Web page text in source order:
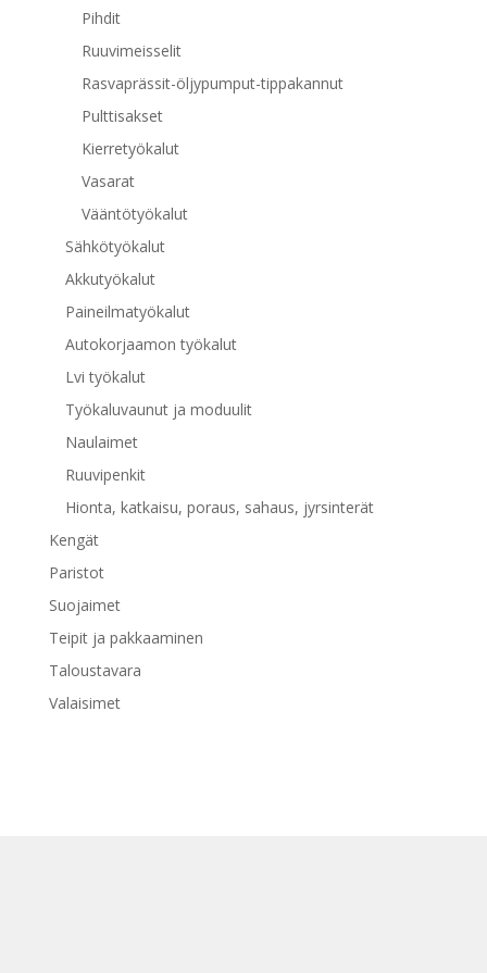
Pihdit
Ruuvimeisselit
Rasvaprässit-öljypumput-tippakannut
Pulttisakset
Kierretyökalut
Vasarat
Vääntötyökalut
Sähkötyökalut
Akkutyökalut
Paineilmatyökalut
Autokorjaamon työkalut
Lvi työkalut
Työkaluvaunut ja moduulit
Naulaimet
Ruuvipenkit
Hionta, katkaisu, poraus, sahaus, jyrsinterät
Kengät
Paristot
Suojaimet
Teipit ja pakkaaminen
Taloustavara
Valaisimet